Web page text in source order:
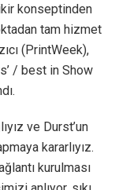
konseptinden
tam hizmet
(PrintWeek),
/ best in Show
ve Durst’un
kararlıyız.
kurulması